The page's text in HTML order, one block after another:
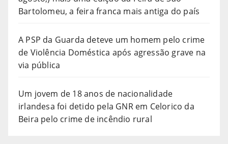
Bartolomeu, a feira franca mais antiga do país
A PSP da Guarda deteve um homem pelo crime
de Violência Doméstica após agressão grave na
via pública
Um jovem de 18 anos de nacionalidade
irlandesa foi detido pela GNR em Celorico da
Beira pelo crime de incêndio rural